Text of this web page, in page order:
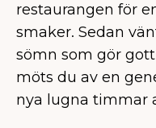
restaurangen för
smaker. Sedan
sömn som gör
möts du av en
nya lugna timmar